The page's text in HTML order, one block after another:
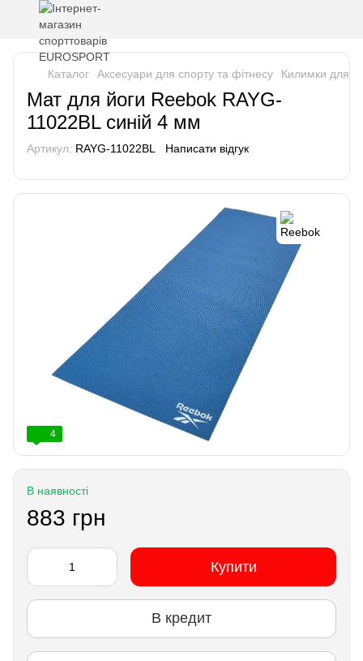
Каталог Аксесуари для спорту та фітнесу Килимки для
Мат для йоги Reebok RAYG-
11022BL синій 4 мм
Артикул: RAYG-11022BL Написати відгук
4
В наявності
883 грн
Купити
В кредит